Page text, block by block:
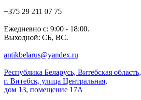
+375 29 211 07 75
Ежедневно с: 9:00 - 18:00.
Выходной: СБ, ВС.
antikbelarus@yandex.ru
Республика Беларусь, Витебская область,
г. Витебск, улица Центральная,
дом 13, помещение 17А